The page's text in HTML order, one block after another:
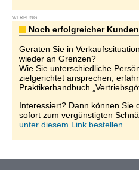
WERBUNG
Noch erfolgreicher
Geraten Sie in
wieder an Grenzen?
Wie Sie unterschiedliche
zielgerichtet ansprechen,
Praktikerhandbuch
Interessiert? Dann können Sie
sofort zum vergünstigten
unter diesem Link bestellen.